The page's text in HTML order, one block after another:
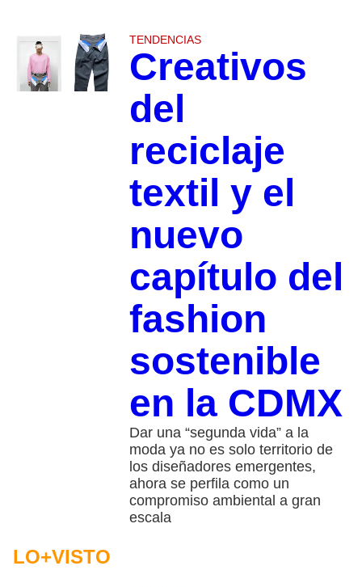
TENDENCIAS
Creativos
del
reciclaje
textil y el
nuevo
capítulo del
fashion
sostenible
en la CDMX
Dar una “segunda vida” a la
moda ya no es solo territorio de
los diseñadores emergentes,
ahora se perfila como un
compromiso ambiental a gran
escala
LO+VISTO